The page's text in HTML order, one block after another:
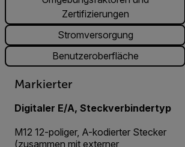
Zertifizierungen
Stromversorgung
Benutzeroberfläche
Markierter
Digitaler E/A, Steckverbindertyp
M12 12-poliger, A-kodierter Stecker
(zusammen mit externer